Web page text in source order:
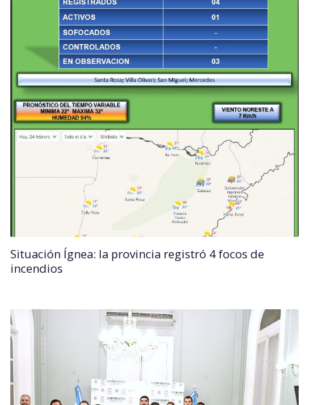
Situación Ígnea: la provincia registró 4 focos de
incendios